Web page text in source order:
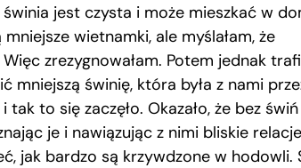
jest czysta i może mieszkać w
mniejsze wietnamki, ale myślałam, że
zrezygnowałam. Potem jednak
mniejszą świnię, która była z nami
to się zaczęło. Okazało, że bez
je i nawiązując z nimi bliskie
jak bardzo są krzywdzone w hodowli.